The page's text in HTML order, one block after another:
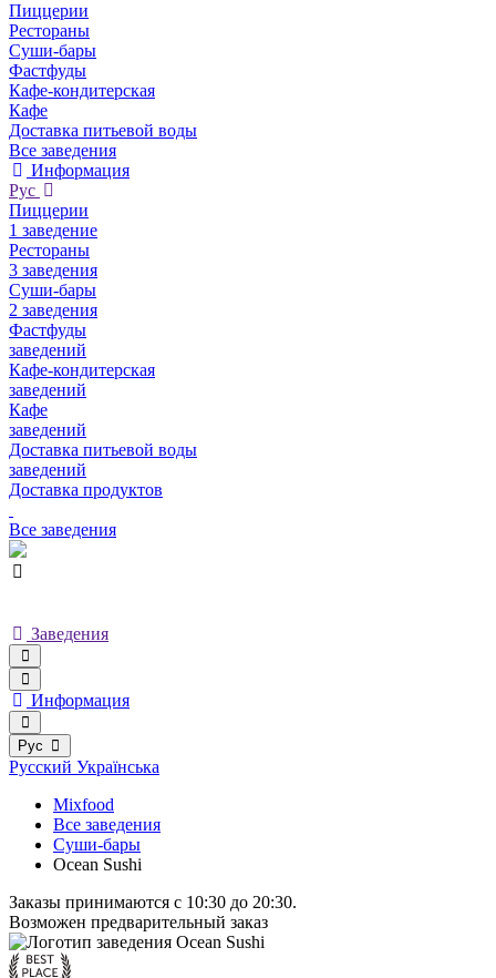
Пиццерии
Рестораны
Суши-бары
Фастфуды
Кафе-кондитерская
Кафе
Доставка питьевой воды
Все заведения
Информация
Рус
Пиццерии
1 заведение
Рестораны
3 заведения
Суши-бары
2 заведения
Фастфуды
заведений
Кафе-кондитерская
заведений
Кафе
заведений
Доставка питьевой воды
заведений
Доставка продуктов
Все заведения
Заведения
Информация
Рус
Русский Українська
Mixfood
Все заведения
Суши-бары
Ocean Sushi
Заказы принимаются c 10:30 до 20:30.
Возможен предварительный заказ